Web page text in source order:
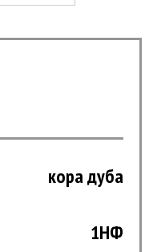
кора дуба
1НФ